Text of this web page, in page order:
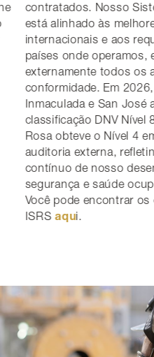
contratados. Nosso
está alinhado às
internacionais e aos
países onde operamos,
externamente todos os
conformidade. Em
Inmaculada e San José
classificação DNV Nível
Rosa obteve o Nível 4
auditoria externa,
contínuo de nosso
segurança e saúde
Você pode encontrar os
ISRSaqui.